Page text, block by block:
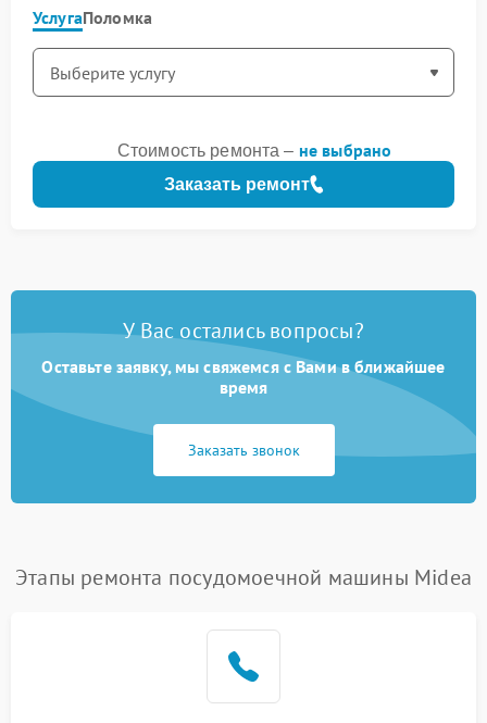
УслугаПоломка
Заказать ремонт
Стоимость ремонта – не выбрано
У Вас остались вопросы?
Оставьте заявку, мы свяжемся с Вами в ближайшее
время
Заказать звонок
Этапы ремонта посудомоечной машины Midea